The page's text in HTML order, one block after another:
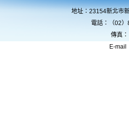
地址：23154新北市
電話：（02
傳真
E-mail